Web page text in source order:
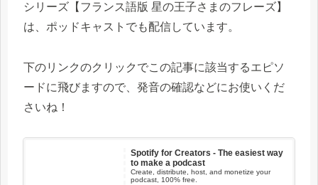
シリーズ【フランス語版 星の王子さまのフレーズ】
は、ポッドキャストでも配信しています。
下のリンクのクリックでこの記事に該当するエピソ
ードに飛びますので、発音の確認などにお使いくだ
さいね！
Spotify for Creators - The easiest way
to make a podcast
Create, distribute, host, and monetize your
podcast, 100% free.